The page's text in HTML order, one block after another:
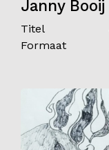
Janny Booij
Titel
Formaat